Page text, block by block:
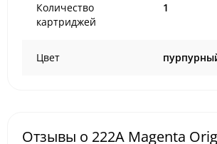
Количество
картриджей
1
Цвет
Отзывы о 222A Magenta